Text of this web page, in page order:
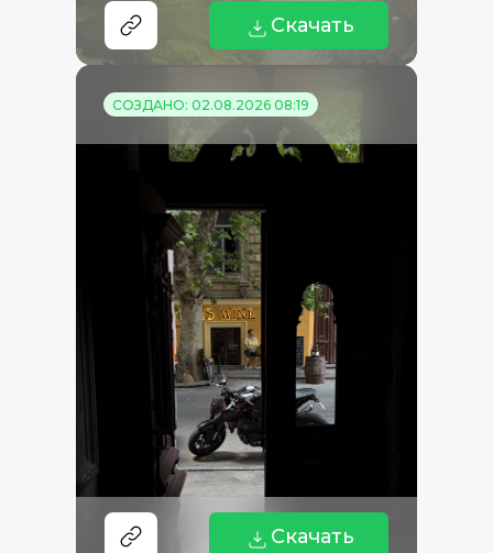
Скачать
СОЗДАНО: 02.08.2026 08:19
Скачать